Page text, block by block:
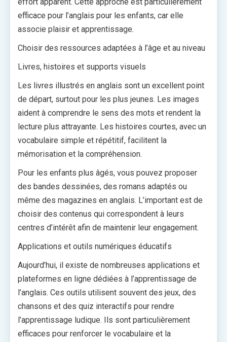
effort apparent. Cette approche est particulièrement
efficace pour l’anglais pour les enfants, car elle
associe plaisir et apprentissage.
Choisir des ressources adaptées à l’âge et au niveau
Livres, histoires et supports visuels
Les livres illustrés en anglais sont un excellent point
de départ, surtout pour les plus jeunes. Les images
aident à comprendre le sens des mots et rendent la
lecture plus attrayante. Les histoires courtes, avec un
vocabulaire simple et répétitif, facilitent la
mémorisation et la compréhension.
Pour les enfants plus âgés, vous pouvez proposer
des bandes dessinées, des romans adaptés ou
même des magazines en anglais. L’important est de
choisir des contenus qui correspondent à leurs
centres d’intérêt afin de maintenir leur engagement.
Applications et outils numériques éducatifs
Aujourd’hui, il existe de nombreuses applications et
plateformes en ligne dédiées à l’apprentissage de
l’anglais. Ces outils utilisent souvent des jeux, des
chansons et des quiz interactifs pour rendre
l’apprentissage ludique. Ils sont particulièrement
efficaces pour renforcer le vocabulaire et la